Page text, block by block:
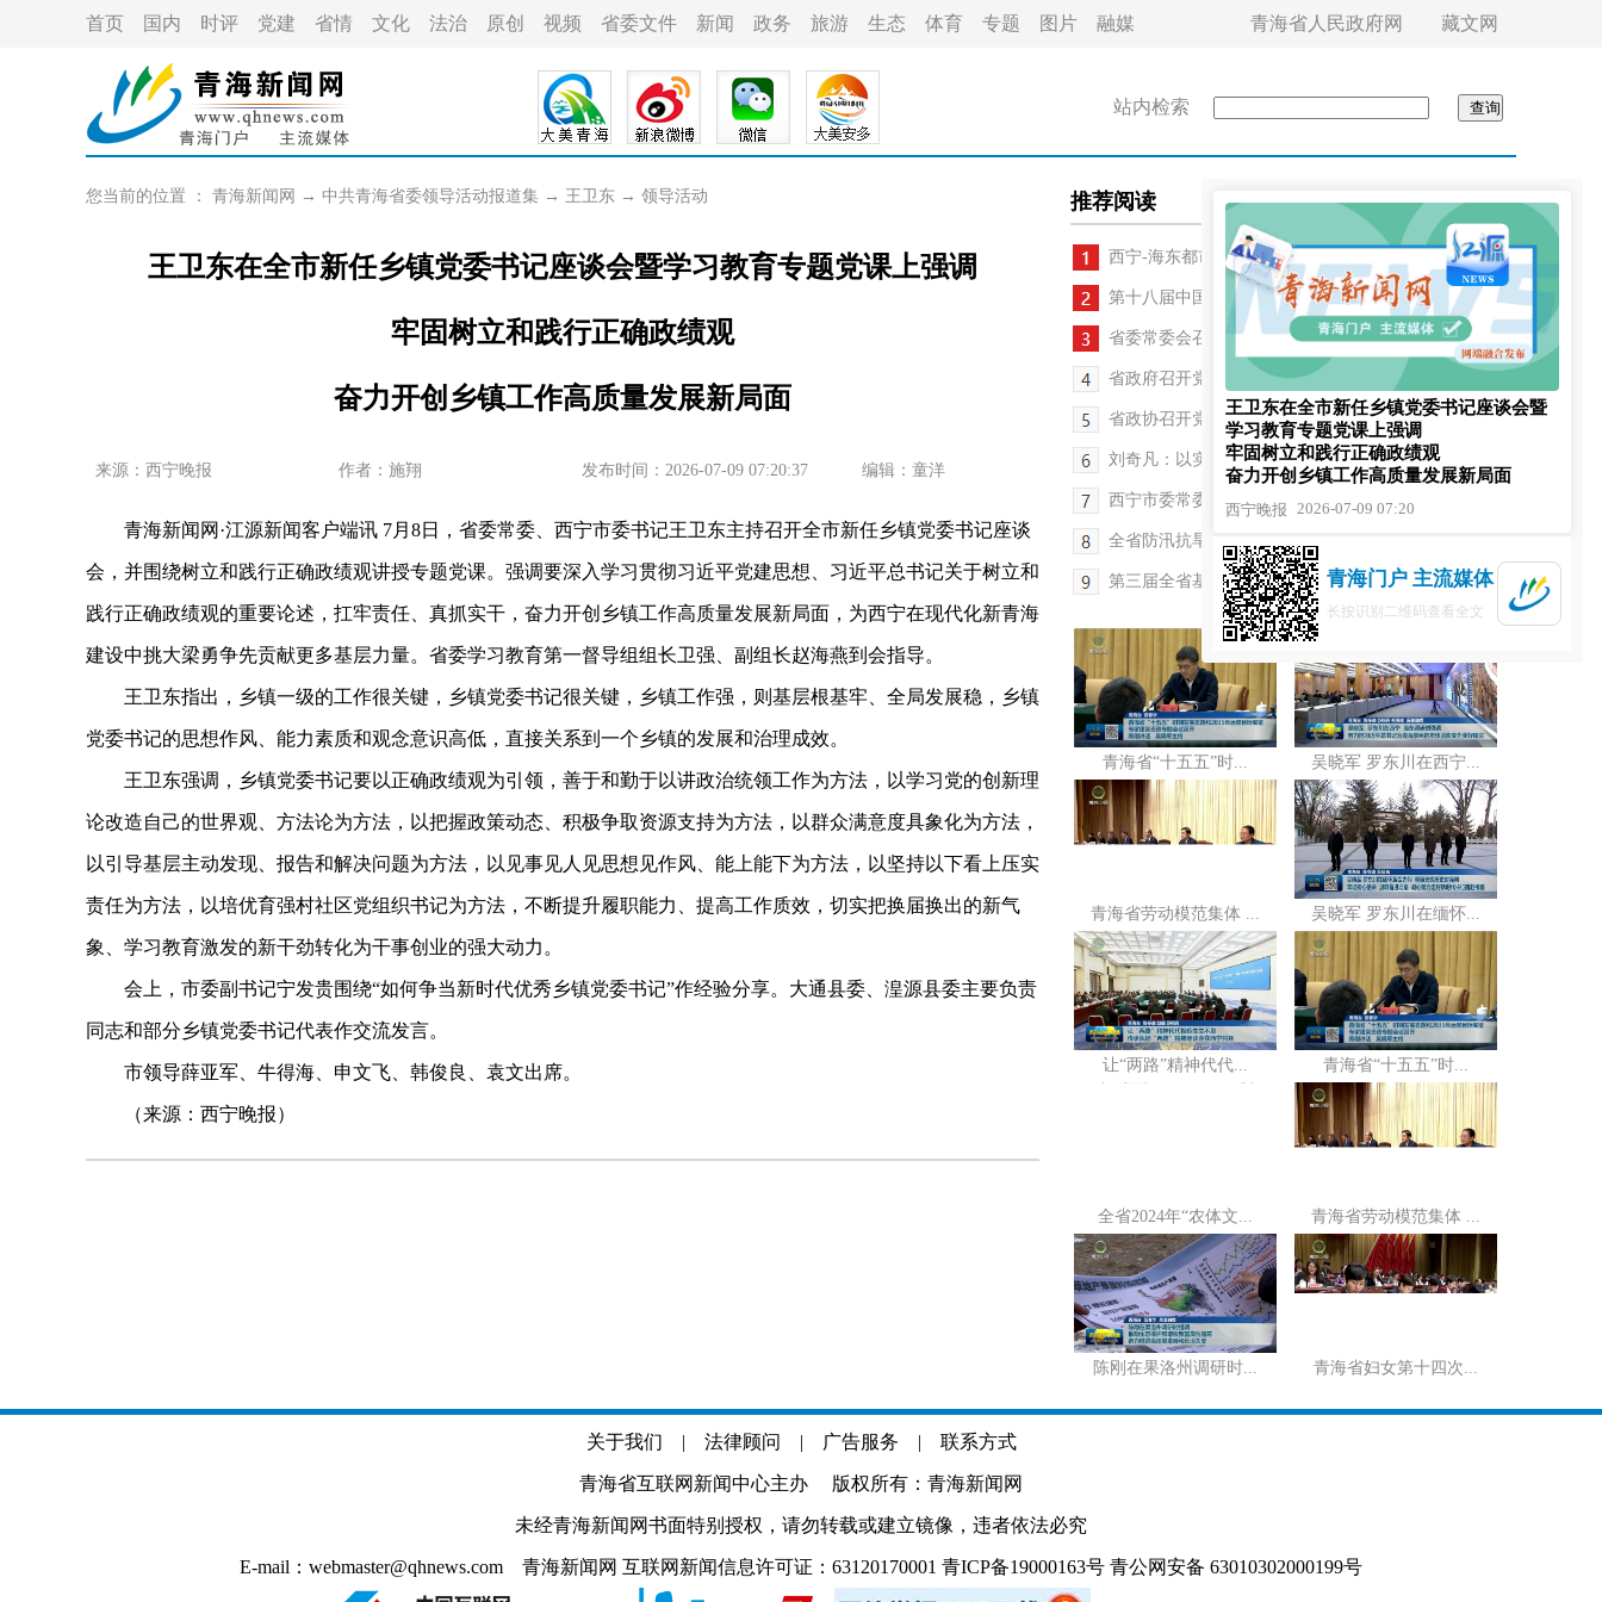
首页 国内 时评 党建 省情 文化 法治 原创 视频 省委文件 新闻 政务 旅游 生态 体育 专题 图片 融媒 青海省人民政府网 藏文网
站内检索
您当前的位置 ： 青海新闻网 → 中共青海省委领导活动报道集 → 王卫东 → 领导活动
王卫东在全市新任乡镇党委书记座谈会暨学习教育专题党课上强调
牢固树立和践行正确政绩观
奋力开创乡镇工作高质量发展新局面
来源：西宁晚报 作者： 施翔 发布时间：2026-07-09 07:20:37 编辑：童洋
青海新闻网·江源新闻客户端讯 7月8日，省委常委、西宁市委书记王卫东主持召开全市新任乡镇党委书记座谈
会，并围绕树立和践行正确政绩观讲授专题党课。强调要深入学习贯彻习近平党建思想、习近平总书记关于树立和
践行正确政绩观的重要论述，扛牢责任、真抓实干，奋力开创乡镇工作高质量发展新局面，为西宁在现代化新青海
建设中挑大梁勇争先贡献更多基层力量。省委学习教育第一督导组组长卫强、副组长赵海燕到会指导。
王卫东指出，乡镇一级的工作很关键，乡镇党委书记很关键，乡镇工作强，则基层根基牢、全局发展稳，乡镇
党委书记的思想作风、能力素质和观念意识高低，直接关系到一个乡镇的发展和治理成效。
王卫东强调，乡镇党委书记要以正确政绩观为引领，善于和勤于以讲政治统领工作为方法，以学习党的创新理
论改造自己的世界观、方法论为方法，以把握政策动态、积极争取资源支持为方法，以群众满意度具象化为方法，
以引导基层主动发现、报告和解决问题为方法，以见事见人见思想见作风、能上能下为方法，以坚持以下看上压实
责任为方法，以培优育强村社区党组织书记为方法，不断提升履职能力、提高工作质效，切实把换届换出的新气
象、学习教育激发的新干劲转化为干事创业的强大动力。
会上，市委副书记宁发贵围绕“如何争当新时代优秀乡镇党委书记”作经验分享。大通县委、湟源县委主要负责
同志和部分乡镇党委书记代表作交流发言。
市领导薛亚军、牛得海、申文飞、韩俊良、袁文出席。
（来源：西宁晚报）
推荐阅读
西宁-海东都市圈一体化发展座谈会召开
第十八届中国 葡语国家文化周西宁站开幕式举行
省委常委会召开会议 吴晓军主持
省政府召开党组会议和常务会议 罗东川主持
省政协召开党组会议和主席会议
刘奇凡：以实干担当推动学习教育见行见效
西宁市委常委会召开会议 王卫东主持
全省防汛抗旱工作视频会议召开
第三届全省基层理论宣讲大赛颁奖典礼举行
青海省“十五五”时...
青海省劳动模范集体 ...
让“两路”精神代代...
全省2024年“农体文...
陈刚在果洛州调研时...
吴晓军 罗东川在西宁...
吴晓军 罗东川在缅怀...
青海省“十五五”时...
青海省劳动模范集体 ...
青海省妇女第十四次...
关于我们 | 法律顾问 | 广告服务 | 联系方式
青海省互联网新闻中心主办 版权所有：青海新闻网
未经青海新闻网书面特别授权，请勿转载或建立镜像，违者依法必究
E-mail：webmaster@qhnews.com 青海新闻网 互联网新闻信息许可证：63120170001 青ICP备19000163号 青公网安备 63010302000199号
王卫东在全市新任乡镇党委书记座谈会暨
学习教育专题党课上强调
牢固树立和践行正确政绩观
奋力开创乡镇工作高质量发展新局面
西宁晚报 2026-07-09 07:20
青海门户 主流媒体
长按识别二维码查看全文